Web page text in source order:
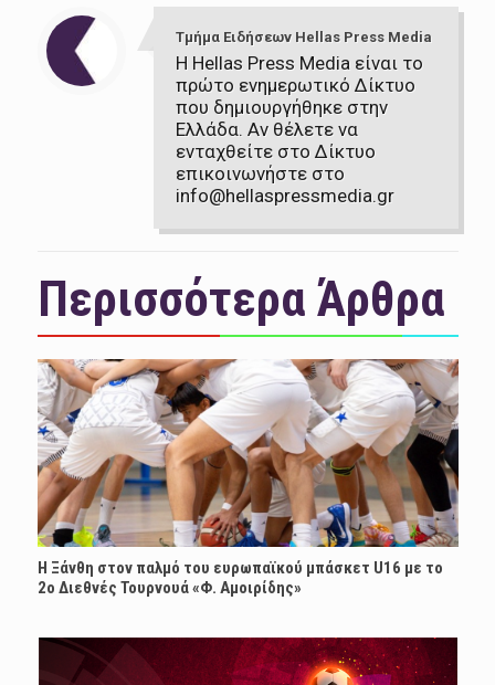
Τμήμα Ειδήσεων Hellas Press Media
Η Hellas Press Media είναι το
πρώτο ενημερωτικό Δίκτυο
που δημιουργήθηκε στην
Ελλάδα. Αν θέλετε να
ενταχθείτε στο Δίκτυο
επικοινωνήστε στο
info@hellaspressmedia.gr
Περισσότερα Άρθρα
Η Ξάνθη στον παλμό του ευρωπαϊκού μπάσκετ U16 με το
2ο Διεθνές Τουρνουά «Φ. Αμοιρίδης»